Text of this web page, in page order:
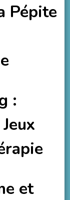
Pépite
:
et